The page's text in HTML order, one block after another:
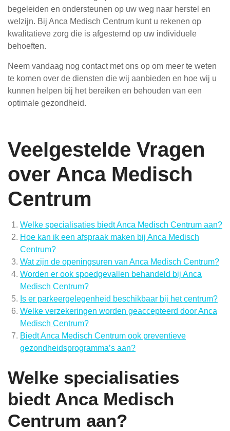
begeleiden en ondersteunen op uw weg naar herstel en
welzijn. Bij Anca Medisch Centrum kunt u rekenen op
kwalitatieve zorg die is afgestemd op uw individuele
behoeften.
Neem vandaag nog contact met ons op om meer te weten
te komen over de diensten die wij aanbieden en hoe wij u
kunnen helpen bij het bereiken en behouden van een
optimale gezondheid.
Veelgestelde Vragen
over Anca Medisch
Centrum
Welke specialisaties biedt Anca Medisch Centrum aan?
Hoe kan ik een afspraak maken bij Anca Medisch
Centrum?
Wat zijn de openingsuren van Anca Medisch Centrum?
Worden er ook spoedgevallen behandeld bij Anca
Medisch Centrum?
Is er parkeergelegenheid beschikbaar bij het centrum?
Welke verzekeringen worden geaccepteerd door Anca
Medisch Centrum?
Biedt Anca Medisch Centrum ook preventieve
gezondheidsprogramma’s aan?
Welke specialisaties
biedt Anca Medisch
Centrum aan?